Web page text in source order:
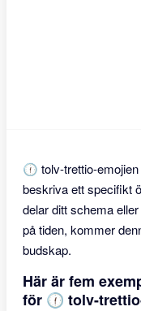
🕧 tolv-trettio-
beskriva ett specifikt
delar ditt schema
på tiden, kommer
budskap.
Här är fem
för 🕧 tolv-